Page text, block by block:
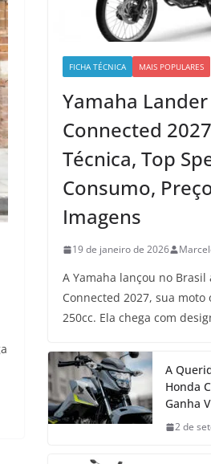
FICHA TÉCNICA MAIS POPULARES
Yamaha Lander
Connected
Técnica, Top
Consumo,
Imagens
19 de janeiro de 2026
A Yamaha lançou no Brasil
Connected 2027, sua
250cc. Ela chega com
A
Honda
Ganha
2 de